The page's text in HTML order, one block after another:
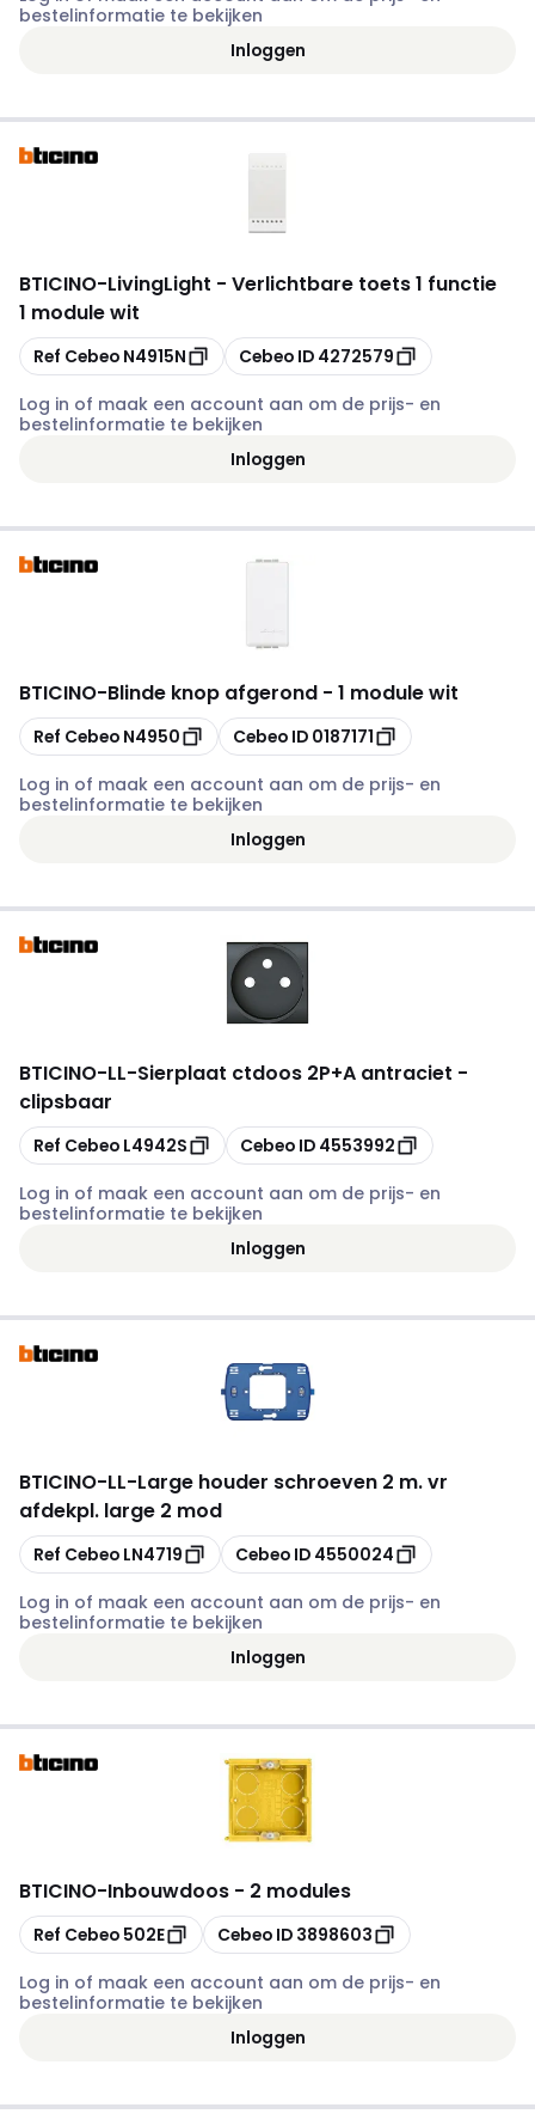
bestelinformatie te bekijken
Inloggen
BTICINO-LivingLight - Verlichtbare toets 1 functie
1 module wit
Kopiëren
Ref Cebeo N4915N Kopiëren
Cebeo ID 4272579
Log in of maak een account aan om de prijs- en
bestelinformatie te bekijken
Inloggen
BTICINO-Blinde knop afgerond - 1 module wit
Kopiëren
Ref Cebeo N4950 Kopiëren
Cebeo ID 0187171
Log in of maak een account aan om de prijs- en
bestelinformatie te bekijken
Inloggen
BTICINO-LL-Sierplaat ctdoos 2P+A antraciet -
clipsbaar
Kopiëren
Ref Cebeo L4942S Kopiëren
Cebeo ID 4553992
Log in of maak een account aan om de prijs- en
bestelinformatie te bekijken
Inloggen
BTICINO-LL-Large houder schroeven 2 m. vr
afdekpl. large 2 mod
Kopiëren
Ref Cebeo LN4719 Kopiëren
Cebeo ID 4550024
Log in of maak een account aan om de prijs- en
bestelinformatie te bekijken
Inloggen
BTICINO-Inbouwdoos - 2 modules
Kopiëren
Ref Cebeo 502E Kopiëren
Cebeo ID 3898603
Log in of maak een account aan om de prijs- en
bestelinformatie te bekijken
Inloggen